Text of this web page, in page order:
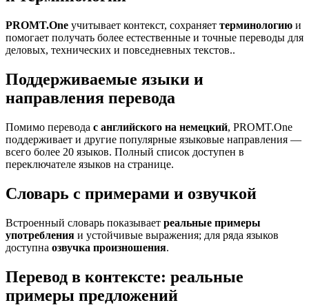
PROMT.One учитывает контекст, сохраняет терминологию и
помогает получать более естественные и точные переводы для
деловых, технических и повседневных текстов..
Поддерживаемые языки и
направления перевода
Помимо перевода с английского на немецкий, PROMT.One
поддерживает и другие популярные языковые направления —
всего более 20 языков. Полный список доступен в
переключателе языков на странице.
Словарь с примерами и озвучкой
Встроенный словарь показывает реальные примеры
употребления и устойчивые выражения; для ряда языков
доступна озвучка произношения.
Перевод в контексте: реальные
примеры предложений